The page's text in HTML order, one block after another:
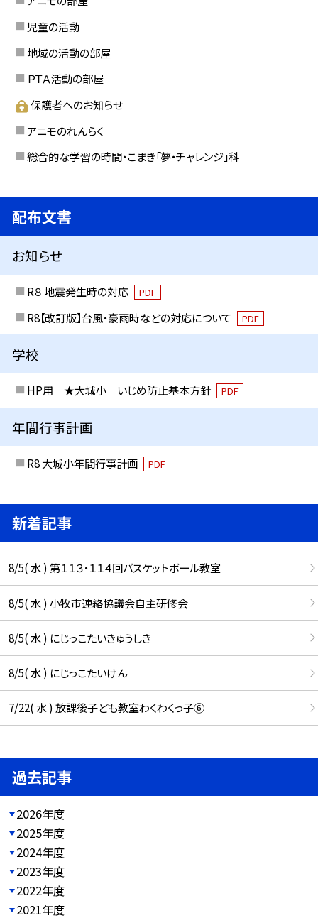
児童の活動
地域の活動の部屋
ＰＴＡ活動の部屋
保護者へのお知らせ
アニモのれんらく
総合的な学習の時間・こまき「夢・チャレンジ」科
配布文書
お知らせ
R８ 地震発生時の対応 PDF
R8【改訂版】台風・豪雨時などの対応について PDF
学校
HP用 ★大城小 いじめ防止基本方針 PDF
年間行事計画
R8 大城小年間行事計画 PDF
新着記事
8/5( 水 ) 第１１３・１１４回バスケットボール教室
8/5( 水 ) 小牧市連絡協議会自主研修会
8/5( 水 ) にじっこたいきゅうしき
8/5( 水 ) にじっこたいけん
7/22( 水 ) 放課後子ども教室わくわくっ子⑥
過去記事
2026年度
2025年度
2024年度
2023年度
2022年度
2021年度